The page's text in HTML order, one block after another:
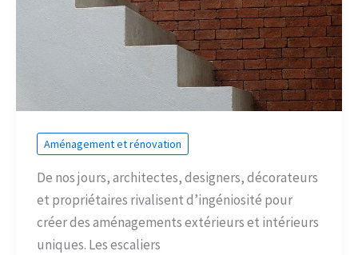
Aménagement et rénovation
De nos jours, architectes, designers, décorateurs
et propriétaires rivalisent d’ingéniosité pour
créer des aménagements extérieurs et intérieurs
uniques. Les escaliers